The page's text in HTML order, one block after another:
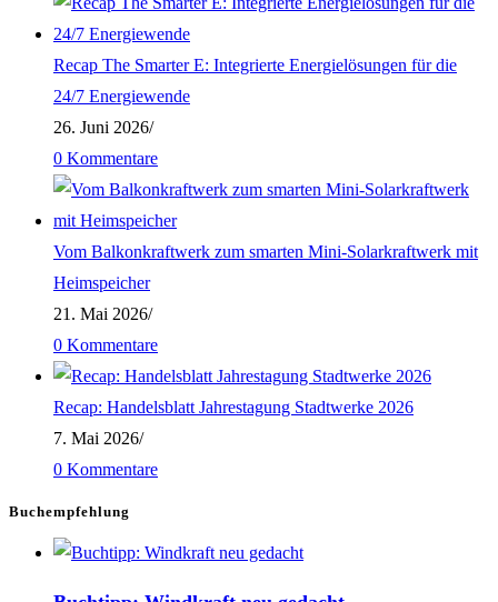
Vor
welchen
Bedrohungen
im
Netz
wir
uns
besser
schützen
sollten
Recap The Smarter E: Integrierte Energielösungen für die
24/7 Energiewende
26. Juni 2026/
0 Kommentare
Vom Balkonkraftwerk zum smarten Mini-Solarkraftwerk mit
Heimspeicher
21. Mai 2026/
0 Kommentare
Recap: Handelsblatt Jahrestagung Stadtwerke 2026
7. Mai 2026/
0 Kommentare
Buchempfehlung